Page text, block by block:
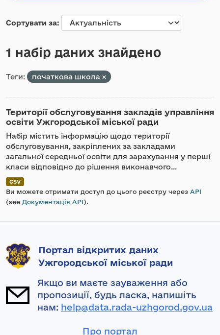
Сортувати за
1 набір даних знайдено
Теги: початкова школа
Території обслуговування закладів управління
освіти Ужгородської міської ради
Набір містить інформацію щодо території
обслуговування, закріплених за закладами
загальної середньої освіти для зарахування у перші
класи відповідно до рішення виконавчого...
CSV
Ви можете отримати доступ до цього реєстру через API
(see Документація API).
Портал відкритих даних
Ужгородської міської ради
Якщо ви маєте зауваження або
пропозиції, будь ласка, напишіть
нам: help@data.rada-uzhgorod.gov.ua
Про портал